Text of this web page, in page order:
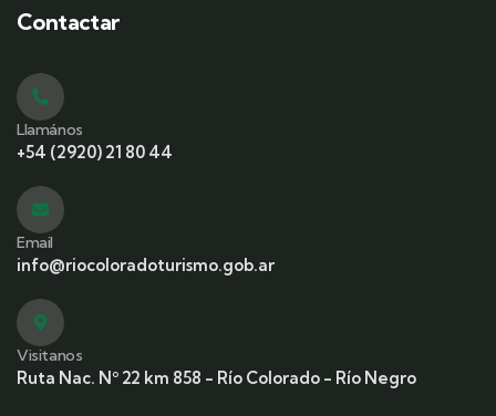
Contactar
Llamános
+54 (2920) 21 80 44
Email
info@riocoloradoturismo.gob.ar
Visitanos
Ruta Nac. Nº 22 km 858 - Río Colorado - Río Negro